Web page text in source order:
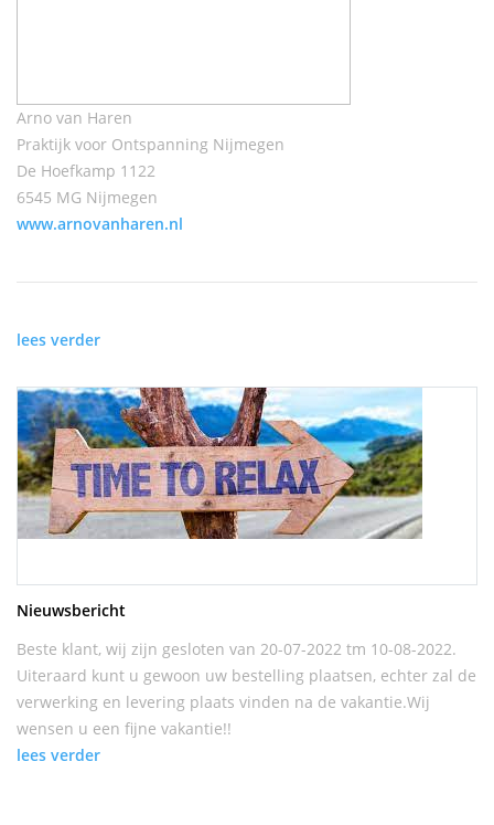
Arno van Haren
Praktijk voor Ontspanning Nijmegen
De Hoefkamp 1122
6545 MG Nijmegen
www.arnovanharen.nl
lees verder
Nieuwsbericht
Beste klant, wij zijn gesloten van 20-07-2022 tm 10-08-2022.
Uiteraard kunt u gewoon uw bestelling plaatsen, echter zal de
verwerking en levering plaats vinden na de vakantie.Wij
wensen u een fijne vakantie!!
lees verder